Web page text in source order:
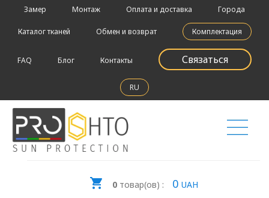
Замер Монтаж Оплата и доставка Города
Каталог тканей Обмен и возврат Комплектация
FAQ Блог Контакты Связаться
RU
0товар(ов) : 0 UAH